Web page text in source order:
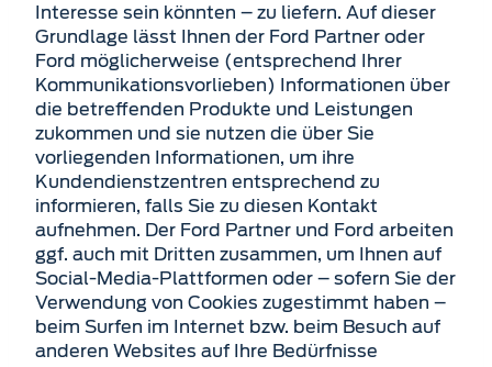
Interesse sein könnten – zu liefern. Auf dieser
Grundlage lässt Ihnen der Ford Partner oder
Ford möglicherweise (entsprechend Ihrer
Kommunikationsvorlieben) Informationen über
die betreffenden Produkte und Leistungen
zukommen und sie nutzen die über Sie
vorliegenden Informationen, um ihre
Kundendienstzentren entsprechend zu
informieren, falls Sie zu diesen Kontakt
aufnehmen. Der Ford Partner und Ford arbeiten
ggf. auch mit Dritten zusammen, um Ihnen auf
Social-Media-Plattformen oder – sofern Sie der
Verwendung von Cookies zugestimmt haben –
beim Surfen im Internet bzw. beim Besuch auf
anderen Websites auf Ihre Bedürfnisse